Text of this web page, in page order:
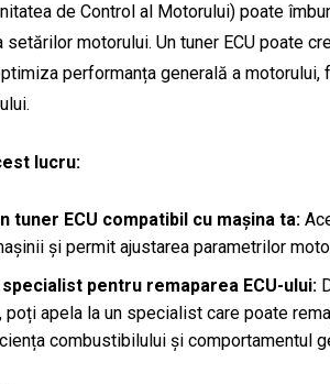
de Control al Motorului) poate
setărilor motorului. Un tuner ECU poate
performanța generală a
lucru:
tuner ECU compatibil cu mașina ta:
și permit ajustarea parametrilor
pentru remaparea ECU-ului:
poți apela la un specialist care poate
combustibilului și comportamentul